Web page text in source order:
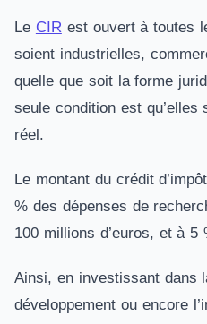
Le CIRest ouvert à toutes
soient industrielles,
quelle que soit la forme
seule condition est
réel.
Le montant du crédit
% des dépenses de
100 millions d’euros, et à 5
Ainsi, en investissant dans
développement ou encore